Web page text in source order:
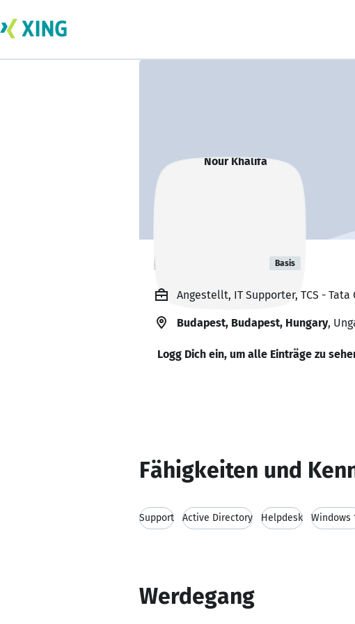
Nour Khalifa Basis
Angestellt, IT Supporter, TCS -
Budapest, Budapest, Hungary,
Logg Dich ein, um alle Einträge zu
Fähigkeiten und
Support Active Directory Helpdesk Windows
Werdegang